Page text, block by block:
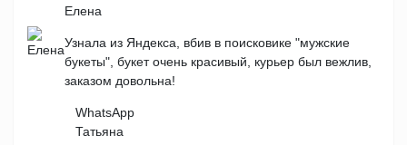
Елена
Узнала из Яндекса, вбив в поисковике "мужские
букеты", букет очень красивый, курьер был вежлив,
заказом довольна!
WhatsApp
Татьяна